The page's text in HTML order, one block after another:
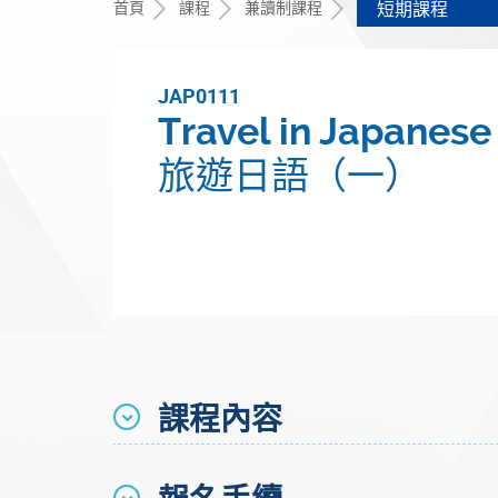
首頁 課程 兼讀制課程 短期課程
JAP0111
Travel in Japanese
旅遊日語（一）
課程內容